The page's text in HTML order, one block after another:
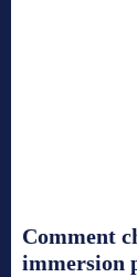
Comment
immersion